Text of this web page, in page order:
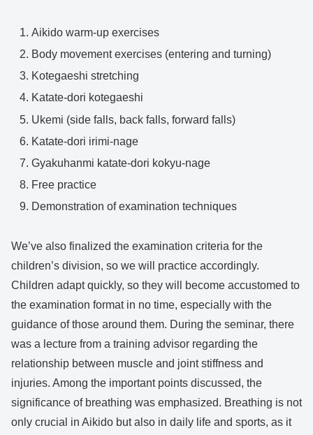
Aikido warm-up exercises
Body movement exercises (entering and turning)
Kotegaeshi stretching
Katate-dori kotegaeshi
Ukemi (side falls, back falls, forward falls)
Katate-dori irimi-nage
Gyakuhanmi katate-dori kokyu-nage
Free practice
Demonstration of examination techniques
We’ve also finalized the examination criteria for the
children’s division, so we will practice accordingly.
Children adapt quickly, so they will become accustomed to
the examination format in no time, especially with the
guidance of those around them. During the seminar, there
was a lecture from a training advisor regarding the
relationship between muscle and joint stiffness and
injuries. Among the important points discussed, the
significance of breathing was emphasized. Breathing is not
only crucial in Aikido but also in daily life and sports, as it